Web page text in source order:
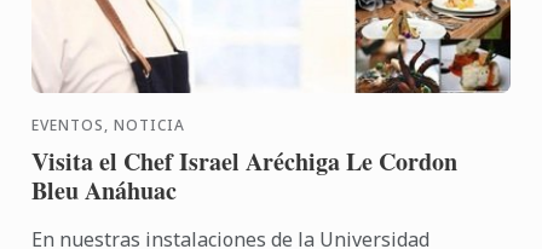
EVENTOS, NOTICIA
Visita el Chef Israel Aréchiga Le Cordon
Bleu Anáhuac
En nuestras instalaciones de la Universidad